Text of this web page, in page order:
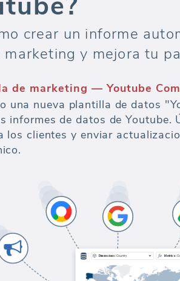
crear un informe
marketing y mejora tu
de marketing — Youtube
una nueva plantilla de datos
informes de datos de Youtube.
los clientes y enviar